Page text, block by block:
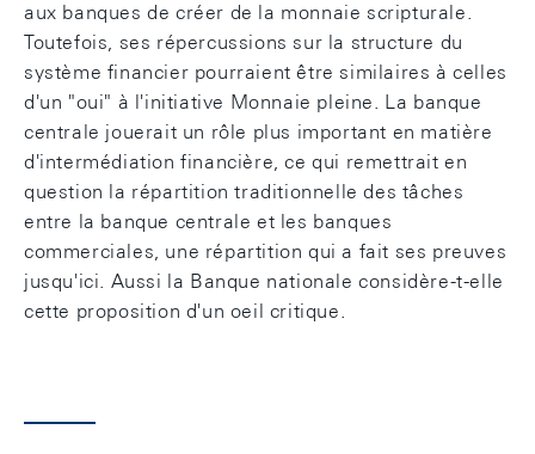
aux banques de créer de la monnaie scripturale.
Toutefois, ses répercussions sur la structure du
système financier pourraient être similaires à celles
d'un "oui" à l'initiative Monnaie pleine. La banque
centrale jouerait un rôle plus important en matière
d'intermédiation financière, ce qui remettrait en
question la répartition traditionnelle des tâches
entre la banque centrale et les banques
commerciales, une répartition qui a fait ses preuves
jusqu'ici. Aussi la Banque nationale considère-t-elle
cette proposition d'un oeil critique.